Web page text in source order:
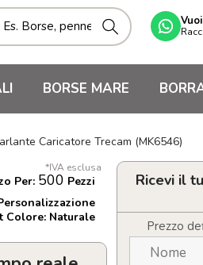
BORSE MARE
Caricatore Trecam (MK6546)
*IVA esclusa
Per: 500 Pezzi
Colore: Naturale
Ricevi il
Prezzo